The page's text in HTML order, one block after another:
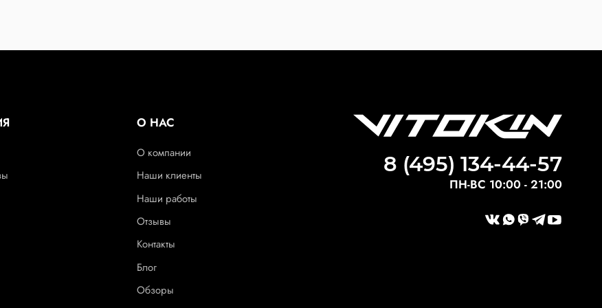
О НАС
О компании
Наши клиенты
Наши работы
Отзывы
Контакты
Блог
Обзоры
8 (495) 134-44-57
ПН-ВС 10:00 - 21:00